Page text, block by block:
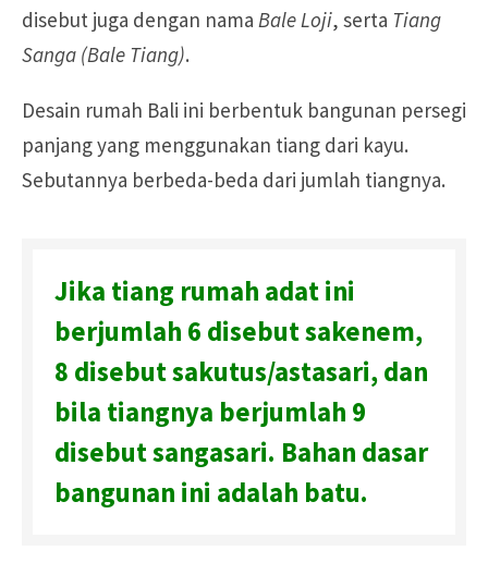
disebut juga dengan nama Bale Loji, serta Tiang
Sanga (Bale Tiang).
Desain rumah Bali ini berbentuk bangunan persegi
panjang yang menggunakan tiang dari kayu.
Sebutannya berbeda-beda dari jumlah tiangnya.
Jika tiang rumah adat ini
berjumlah 6 disebut sakenem,
8 disebut sakutus/astasari, dan
bila tiangnya berjumlah 9
disebut sangasari. Bahan dasar
bangunan ini adalah batu.